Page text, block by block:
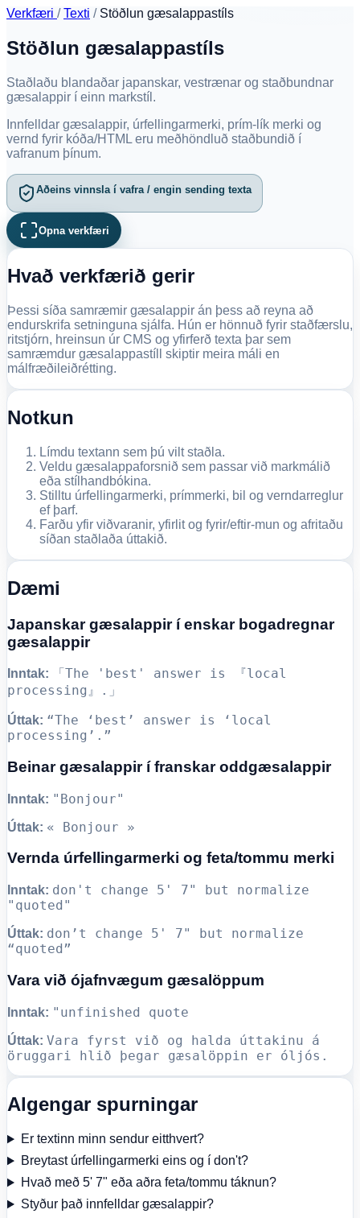
Verkfæri / Texti / Stöðlun gæsalappastíls
Stöðlun gæsalappastíls
Staðlaðu blandaðar japanskar, vestrænar og staðbundnar
gæsalappir í einn markstíl.
Innfelldar gæsalappir, úrfellingarmerki, prím-lík merki og
vernd fyrir kóða/HTML eru meðhöndluð staðbundið í
vafranum þínum.
Aðeins vinnsla í vafra / engin sending texta
Opna verkfæri
Hvað verkfærið gerir
Þessi síða samræmir gæsalappir án þess að reyna að
endurskrifa setninguna sjálfa. Hún er hönnuð fyrir staðfærslu,
ritstjórn, hreinsun úr CMS og yfirferð texta þar sem
samræmdur gæsalappastíll skiptir meira máli en
málfræðileiðrétting.
Notkun
Límdu textann sem þú vilt staðla.
Veldu gæsalappaforsnið sem passar við markmálið
eða stílhandbókina.
Stilltu úrfellingarmerki, prímmerki, bil og verndarreglur
ef þarf.
Farðu yfir viðvaranir, yfirlit og fyrir/eftir-mun og afritaðu
síðan staðlaða úttakið.
Dæmi
Japanskar gæsalappir í enskar bogadregnar
gæsalappir
Inntak:
「The 'best' answer is 『local
processing』.」
Úttak: “The ‘best’ answer is ‘local
processing’.”
Beinar gæsalappir í franskar oddgæsalappir
Inntak: "Bonjour"
Úttak: « Bonjour »
Vernda úrfellingarmerki og feta/tommu merki
Inntak: don't change 5' 7" but normalize
"quoted"
Úttak: don’t change 5' 7" but normalize
“quoted”
Vara við ójafnvægum gæsalöppum
Inntak: "unfinished quote
Úttak: Vara fyrst við og halda úttakinu á
öruggari hlið þegar gæsalöppin er óljós.
Algengar spurningar
Er textinn minn sendur eitthvert?
Breytast úrfellingarmerki eins og í don't?
Hvað með 5' 7" eða aðra feta/tommu táknun?
Styður það innfelldar gæsalappir?